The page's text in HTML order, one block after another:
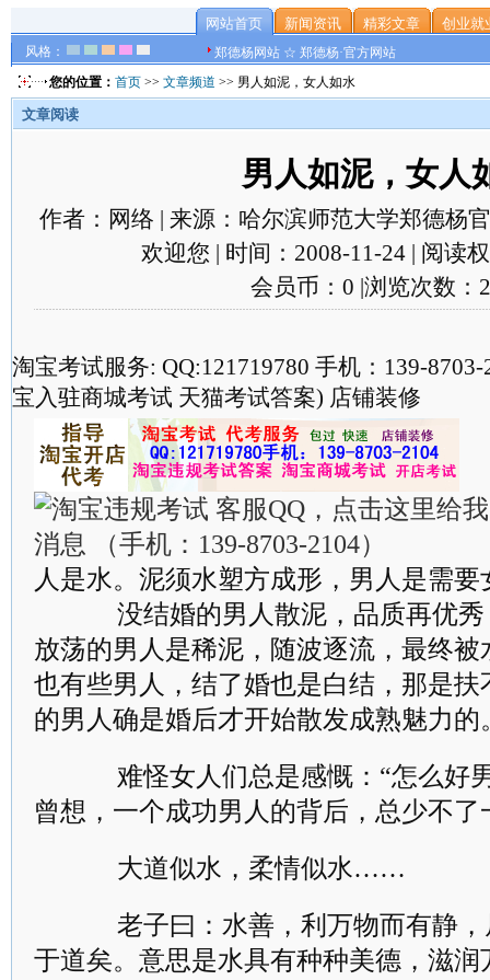
风格：
网站首页 新闻资讯 精彩文章 创业就
郑德杨网站 ☆ 郑德杨·官方网站
您的位置： 首页 >> 文章频道 >> 男人如泥，女人如水
文章阅读
男人如泥，女人
作者：网络 | 来源：哈尔滨师范大学郑德杨
欢迎您 | 时间：2008-11-24 | 阅读
会员币：0 |浏览次数：
淘宝考试服务: QQ:121719780 手机：139-
宝入驻商城考试 天猫考试答案) 店铺装修
人是水。泥须水塑方成形，男人是需
没结婚的男人散泥，品质再优秀
放荡的男人是稀泥，随波逐流，最终
也有些男人，结了婚也是白结，那是
的男人确是婚后才开始散发成熟魅力的
难怪女人们总是感慨：“怎么好
曾想，一个成功男人的背后，总少不
大道似水，柔情似水……
老子曰：水善，利万物而有静，
于道矣。意思是水具有种种美德，滋